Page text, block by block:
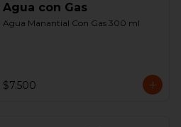
Agua con Gas
Agua Manantial Con Gas 300 ml
$7.500